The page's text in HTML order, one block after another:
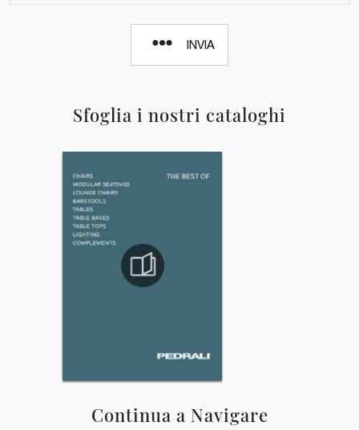
Sfoglia i nostri cataloghi
Continua a Navigare
INVIA